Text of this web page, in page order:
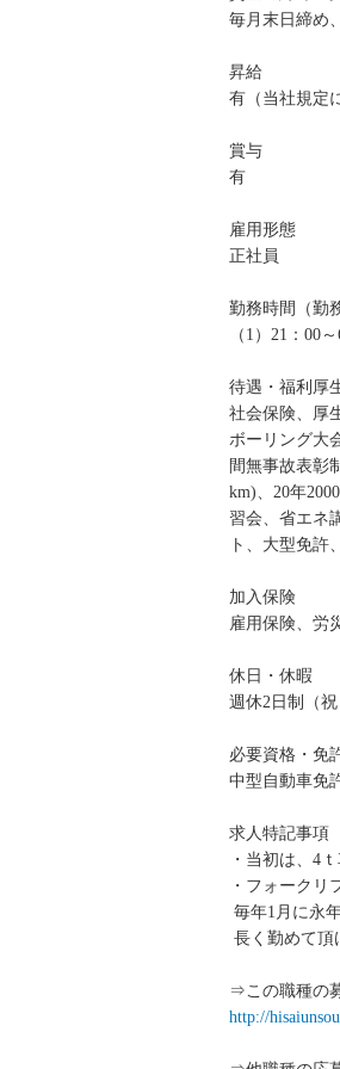
毎月末日締め
昇給
有（当社規定
賞与
有
雇用形態
正社員
勤務時間（勤
（1）21：00
待遇・福利厚
社会保険、厚
ボーリング大
間無事故表彰
km)、20年
習会、省エネ
ト、大型免許
加入保険
雇用保険、労
休日・休暇
週休2日制（
必要資格・免
中型自動車免
求人特記事項
・当初は、4
・フォークリ
毎年1月に永
長く勤めて頂
⇒この職種の
http://